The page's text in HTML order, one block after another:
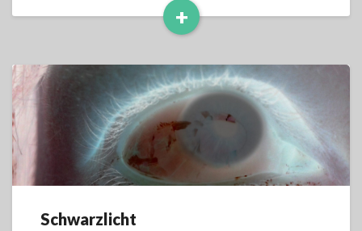
+
Read
Schwarzlicht
Schwarzlicht